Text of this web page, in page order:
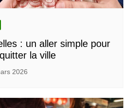
: un aller simple pour
la ville
2026